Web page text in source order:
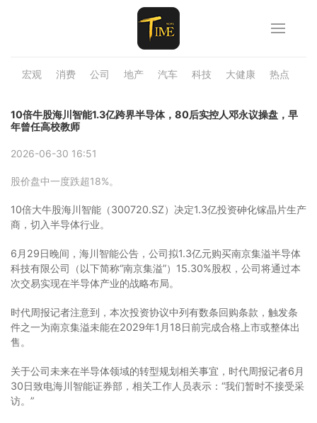
宏观 消费 公司 地产 汽车 科技 大健康 热点
10倍牛股海川智能1.3亿跨界半导体，80后实控人邓永议操盘，早
年曾任高校教师
2026-06-30 16:51
股价盘中一度跌超18%。
10倍大牛股海川智能（300720.SZ）决定1.3亿投资砷化镓晶片生产
商，切入半导体行业。
6月29日晚间，海川智能公告，公司拟1.3亿元购买南京集溢半导体
科技有限公司（以下简称“南京集溢”）15.30%股权，公司将通过本
次交易实现在半导体产业的战略布局。
时代周报记者注意到，本次投资协议中列有数条回购条款，触发条
件之一为南京集溢未能在2029年1月18日前完成合格上市或整体出
售。
关于公司未来在半导体领域的转型规划相关事宜，时代周报记者6月
30日致电海川智能证券部，相关工作人员表示：“我们暂时不接受采
访。”